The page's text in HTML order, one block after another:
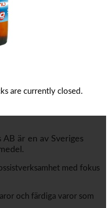
are currently closed.
AB är en av Sveriges
med fokus
och färdiga varor som